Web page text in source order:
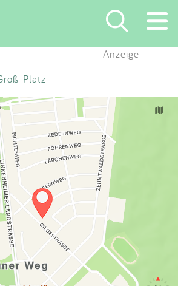
×
Suchen
Eintragen
App
Blog
Partner
Kontakt
Impressum
Anzeige
Platz